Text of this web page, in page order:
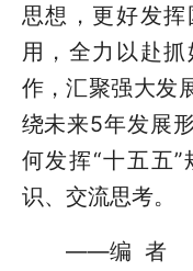
思想，更好发
用，全力以赴
作，汇聚强大发
绕未来5年发展
何发挥“十五五
识、交流思考。
——编 者